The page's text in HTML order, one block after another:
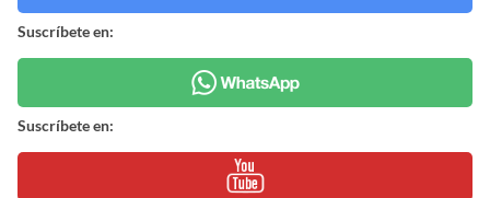
Suscríbete en:
Suscríbete en: